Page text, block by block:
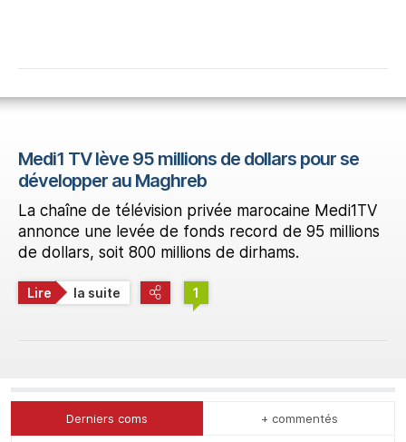
Medi1 TV lève 95 millions de dollars pour se
développer au Maghreb
La chaîne de télévision privée marocaine Medi1TV
annonce une levée de fonds record de 95 millions
de dollars, soit 800 millions de dirhams.
Lire la suite 1
Derniers coms + commentés